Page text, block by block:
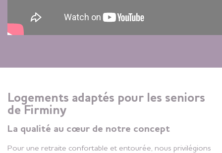
Logements adaptés pour les seniors
de Firminy
La qualité au cœur de notre concept
Pour une retraite confortable et entourée, nous privilégions